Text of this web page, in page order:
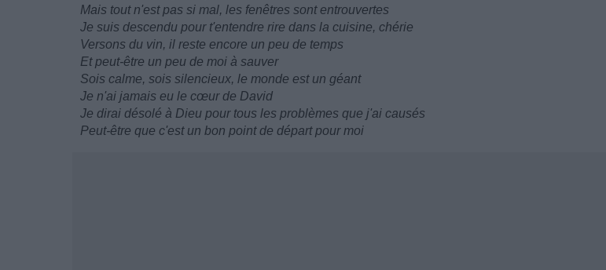
Mais tout n'est pas si mal, les fenêtres sont entrouvertes
Je suis descendu pour t'entendre rire dans la cuisine, chérie
Versons du vin, il reste encore un peu de temps
Et peut-être un peu de moi à sauver
Sois calme, sois silencieux, le monde est un géant
Je n'ai jamais eu le cœur de David
Je dirai désolé à Dieu pour tous les problèmes que j'ai causés
Peut-être que c'est un bon point de départ pour moi